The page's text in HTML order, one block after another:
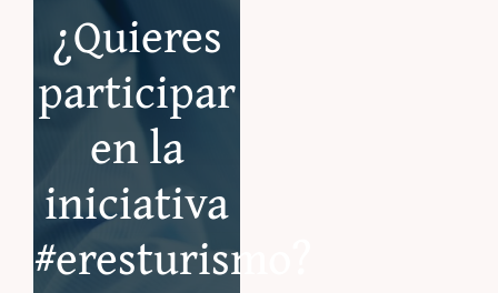
¿Quieres
participar
en la
iniciativa
#eresturismo?